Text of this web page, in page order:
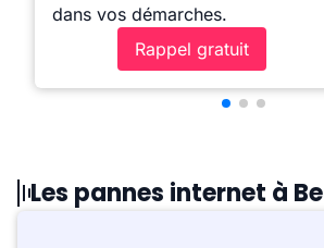
dans vos démarches.
Rappel gratuit
Les pannes internet à